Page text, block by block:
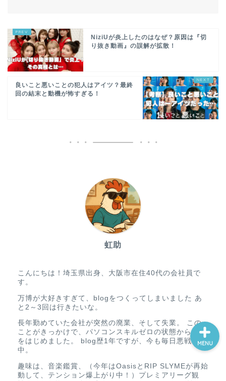
NiziUが炎上したのはなぜ？原因は『切
り抜き動画』の誤解が拡散！
良いこと悪いことの犯人はアイツ？最終
回の結末と動機が怖すぎる！
虹助
こんにちは！埼玉県出身、大阪市在住40代の会社員で
す。
万博が大好きすぎて、blogをつくってしまいました あ
と2～3回は行きたいな。
長年勤めていた会社が突然の廃業、そして失業。 この
ことがきっかけで、パソコンスキルゼロの状態からblog
をはじめました。 blog歴1年ですが、今も毎日悪戦苦闘
中。
趣味は、音楽鑑賞、（今年はOasisとRIP SLYMEが再始
動して、テンション爆上がり中！）プレミアリーグ観
MENU
お問い合わせ